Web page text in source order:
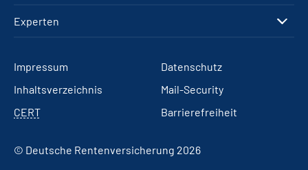
Experten
Impressum
Datenschutz
Inhaltsverzeichnis
Mail-Security
CERT
Barrierefreiheit
© Deutsche Rentenversicherung 2026